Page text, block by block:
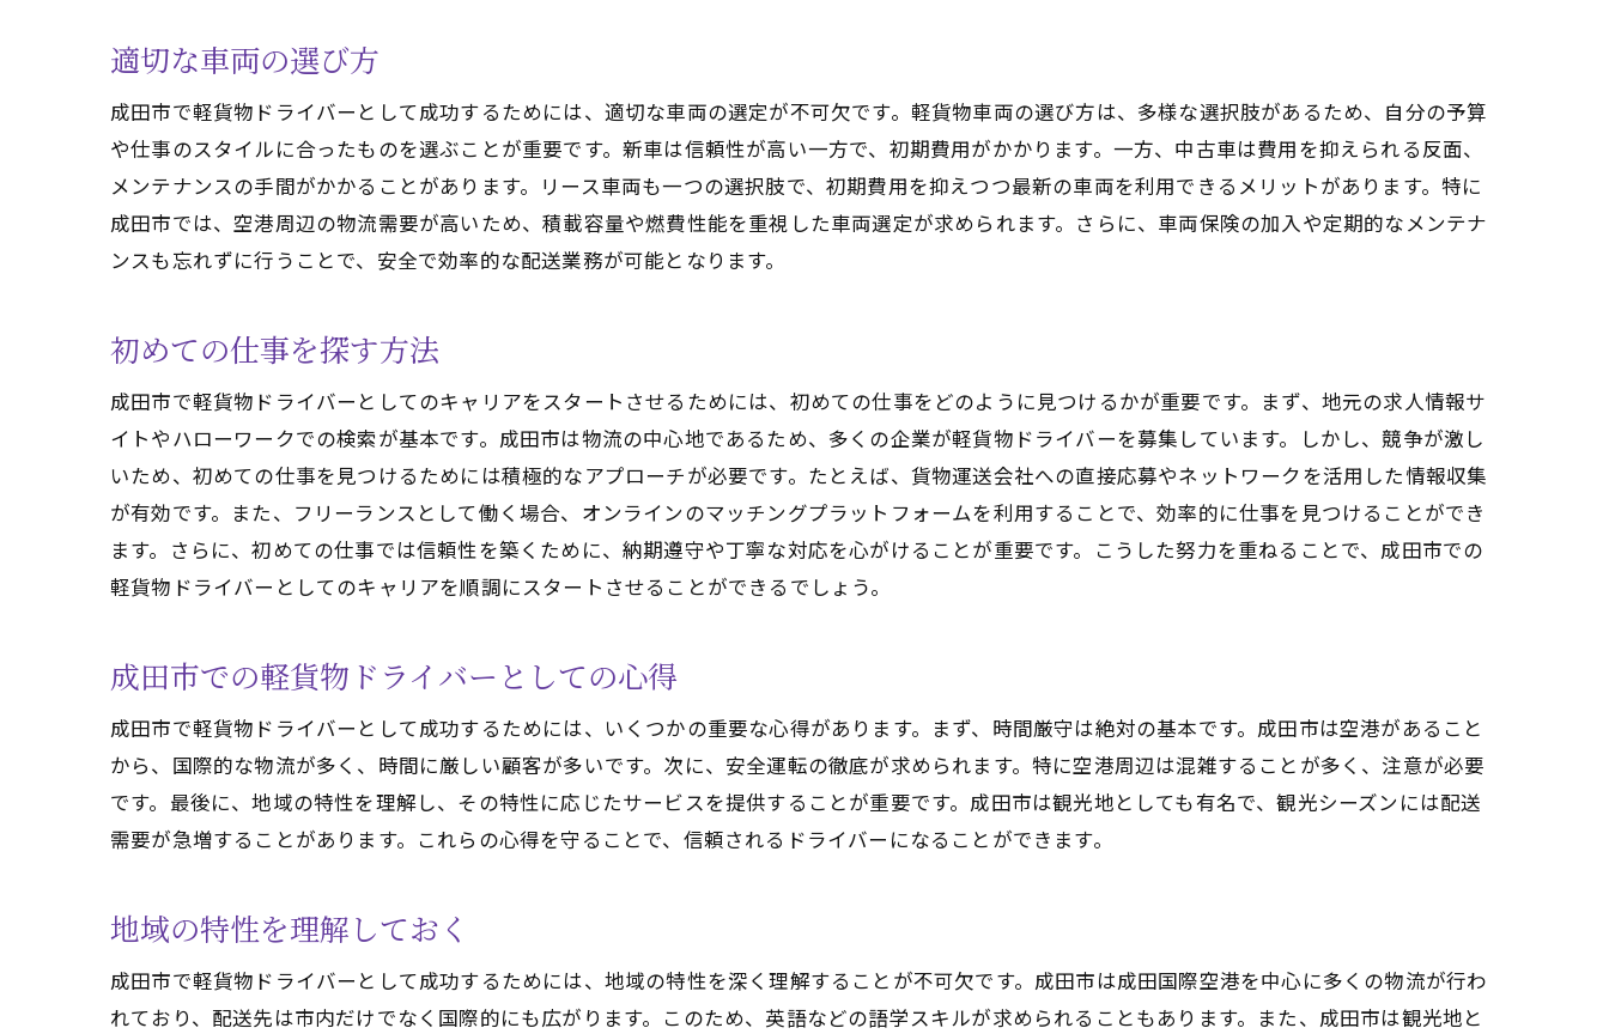
最短ルートの見つけ方
交通渋滞を避けるテクニック
成田市内の主要道路と交通パターン
ピーク時の時間帯を避ける方法
交通規制とその影響
季節ごとの交通パターン
交通事故を避けるための注意点
公共交通機関と連携する方法
初期投資と経費の管理
成田市での効果的なマーケティング方法
顧客ベースを拡大するテクニック
定期的なメンテナンスとその重要性
ネットワーキングの活用法
成田空港近くでの配送需要
国際物流の利点
適切な車両の選び方
成田市で軽貨物ドライバーとして成功するためには、適切な車両の選定が不可欠です。軽貨物車両の選び方は、多様な選択肢があるため、自分の予算
や仕事のスタイルに合ったものを選ぶことが重要です。新車は信頼性が高い一方で、初期費用がかかります。一方、中古車は費用を抑えられる反面、
メンテナンスの手間がかかることがあります。リース車両も一つの選択肢で、初期費用を抑えつつ最新の車両を利用できるメリットがあります。特に
成田市では、空港周辺の物流需要が高いため、積載容量や燃費性能を重視した車両選定が求められます。さらに、車両保険の加入や定期的なメンテナ
ンスも忘れずに行うことで、安全で効率的な配送業務が可能となります。
初めての仕事を探す方法
成田市で軽貨物ドライバーとしてのキャリアをスタートさせるためには、初めての仕事をどのように見つけるかが重要です。まず、地元の求人情報サ
イトやハローワークでの検索が基本です。成田市は物流の中心地であるため、多くの企業が軽貨物ドライバーを募集しています。しかし、競争が激し
いため、初めての仕事を見つけるためには積極的なアプローチが必要です。たとえば、貨物運送会社への直接応募やネットワークを活用した情報収集
が有効です。また、フリーランスとして働く場合、オンラインのマッチングプラットフォームを利用することで、効率的に仕事を見つけることができ
ます。さらに、初めての仕事では信頼性を築くために、納期遵守や丁寧な対応を心がけることが重要です。こうした努力を重ねることで、成田市での
軽貨物ドライバーとしてのキャリアを順調にスタートさせることができるでしょう。
成田市での軽貨物ドライバーとしての心得
成田市で軽貨物ドライバーとして成功するためには、いくつかの重要な心得があります。まず、時間厳守は絶対の基本です。成田市は空港があること
から、国際的な物流が多く、時間に厳しい顧客が多いです。次に、安全運転の徹底が求められます。特に空港周辺は混雑することが多く、注意が必要
です。最後に、地域の特性を理解し、その特性に応じたサービスを提供することが重要です。成田市は観光地としても有名で、観光シーズンには配送
需要が急増することがあります。これらの心得を守ることで、信頼されるドライバーになることができます。
地域の特性を理解しておく
成田市で軽貨物ドライバーとして成功するためには、地域の特性を深く理解することが不可欠です。成田市は成田国際空港を中心に多くの物流が行わ
れており、配送先は市内だけでなく国際的にも広がります。このため、英語などの語学スキルが求められることもあります。また、成田市は観光地と